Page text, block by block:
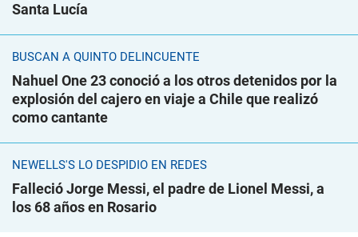
Santa Lucía
BUSCAN A QUINTO DELINCUENTE
Nahuel One 23 conoció a los otros detenidos por la
explosión del cajero en viaje a Chile que realizó
como cantante
NEWELLS'S LO DESPIDIÓ EN REDES
Falleció Jorge Messi, el padre de Lionel Messi, a
los 68 años en Rosario